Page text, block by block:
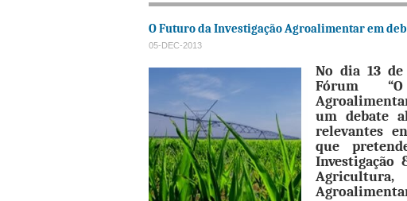
O Futuro da Investigação Agroalimentar em
05-DEC-2013
No dia 13
Fórum
um debate
relevantes
que
Investigação